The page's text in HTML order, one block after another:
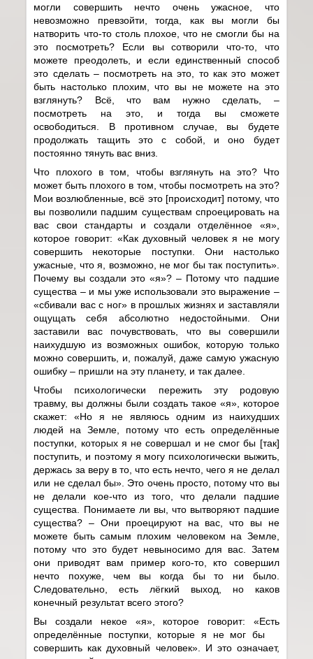
могли совершить нечто очень ужасное, что
невозможно превзойти, тогда, как вы могли бы
натворить что-то столь плохое, что не смогли бы на
это посмотреть? Если вы сотворили что-то, что
можете преодолеть, и если единственный способ
это сделать – посмотреть на это, то как это может
быть настолько плохим, что вы не можете на это
взглянуть? Всё, что вам нужно сделать, –
посмотреть на это, и тогда вы сможете
освободиться. В противном случае, вы будете
продолжать тащить это с собой, и оно будет
постоянно тянуть вас вниз.
Что плохого в том, чтобы взглянуть на это? Что
может быть плохого в том, чтобы посмотреть на это?
Мои возлюбленные, всё это [происходит] потому, что
вы позволили падшим существам спроецировать на
вас свои стандарты и создали отделённое «я»,
которое говорит: «Как духовный человек я не могу
совершить некоторые поступки. Они настолько
ужасные, что я, возможно, не мог бы так поступить».
Почему вы создали это «я»? – Потому что падшие
существа – и мы уже использовали это выражение –
«сбивали вас с ног» в прошлых жизнях и заставляли
ощущать себя абсолютно недостойными. Они
заставили вас почувствовать, что вы совершили
наихудшую из возможных ошибок, которую только
можно совершить, и, пожалуй, даже самую ужасную
ошибку – пришли на эту планету, и так далее.
Чтобы психологически пережить эту родовую
травму, вы должны были создать такое «я», которое
скажет: «Но я не являюсь одним из наихудших
людей на Земле, потому что есть определённые
поступки, которых я не совершал и не смог бы [так]
поступить, и поэтому я могу психологически выжить,
держась за веру в то, что есть нечто, чего я не делал
или не сделал бы». Это очень просто, потому что вы
не делали кое-что из того, что делали падшие
существа. Понимаете ли вы, что вытворяют падшие
существа? – Они проецируют на вас, что вы не
можете быть самым плохим человеком на Земле,
потому что это будет невыносимо для вас. Затем
они приводят вам пример кого-то, кто совершил
нечто похуже, чем вы когда бы то ни было.
Следовательно, есть лёгкий выход, но каков
конечный результат всего этого?
Вы создали некое «я», которое говорит: «Есть
определённые поступки, которые я не мог бы
совершить как духовный человек». И это означает,